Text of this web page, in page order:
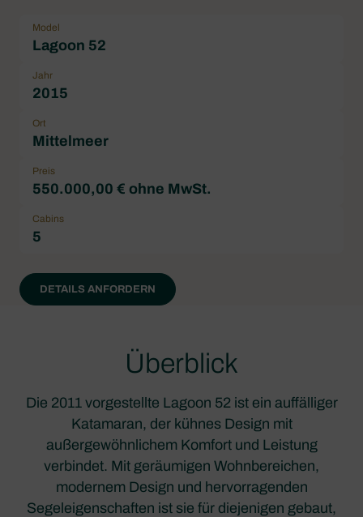
Model
Lagoon 52
Jahr
2015
Ort
Mittelmeer
Preis
550.000,00 € ohne MwSt.
Cabins
5
DETAILS ANFORDERN
Überblick
Die 2011 vorgestellte Lagoon 52 ist ein auffälliger
Katamaran, der kühnes Design mit
außergewöhnlichem Komfort und Leistung
verbindet. Mit geräumigen Wohnbereichen,
modernem Design und hervorragenden
Segeleigenschaften ist sie für diejenigen gebaut,